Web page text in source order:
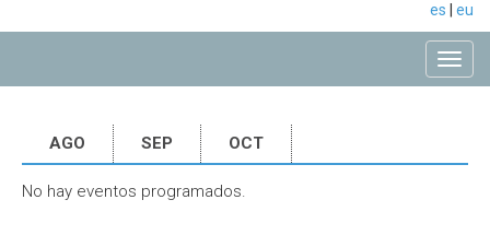
es eu
AGO SEP OCT
No hay eventos programados.